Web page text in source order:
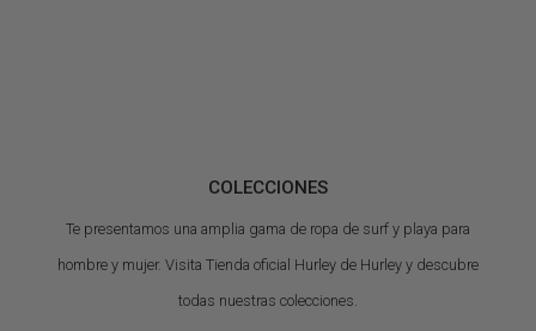
COLECCIONES
Te presentamos una amplia gama de ropa de surf y playa para
hombre y mujer. Visita Tienda oficial Hurley de Hurley y descubre
todas nuestras colecciones.